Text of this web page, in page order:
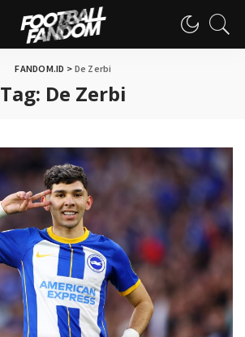
FANDOM.ID > De Zerbi
Tag: De Zerbi